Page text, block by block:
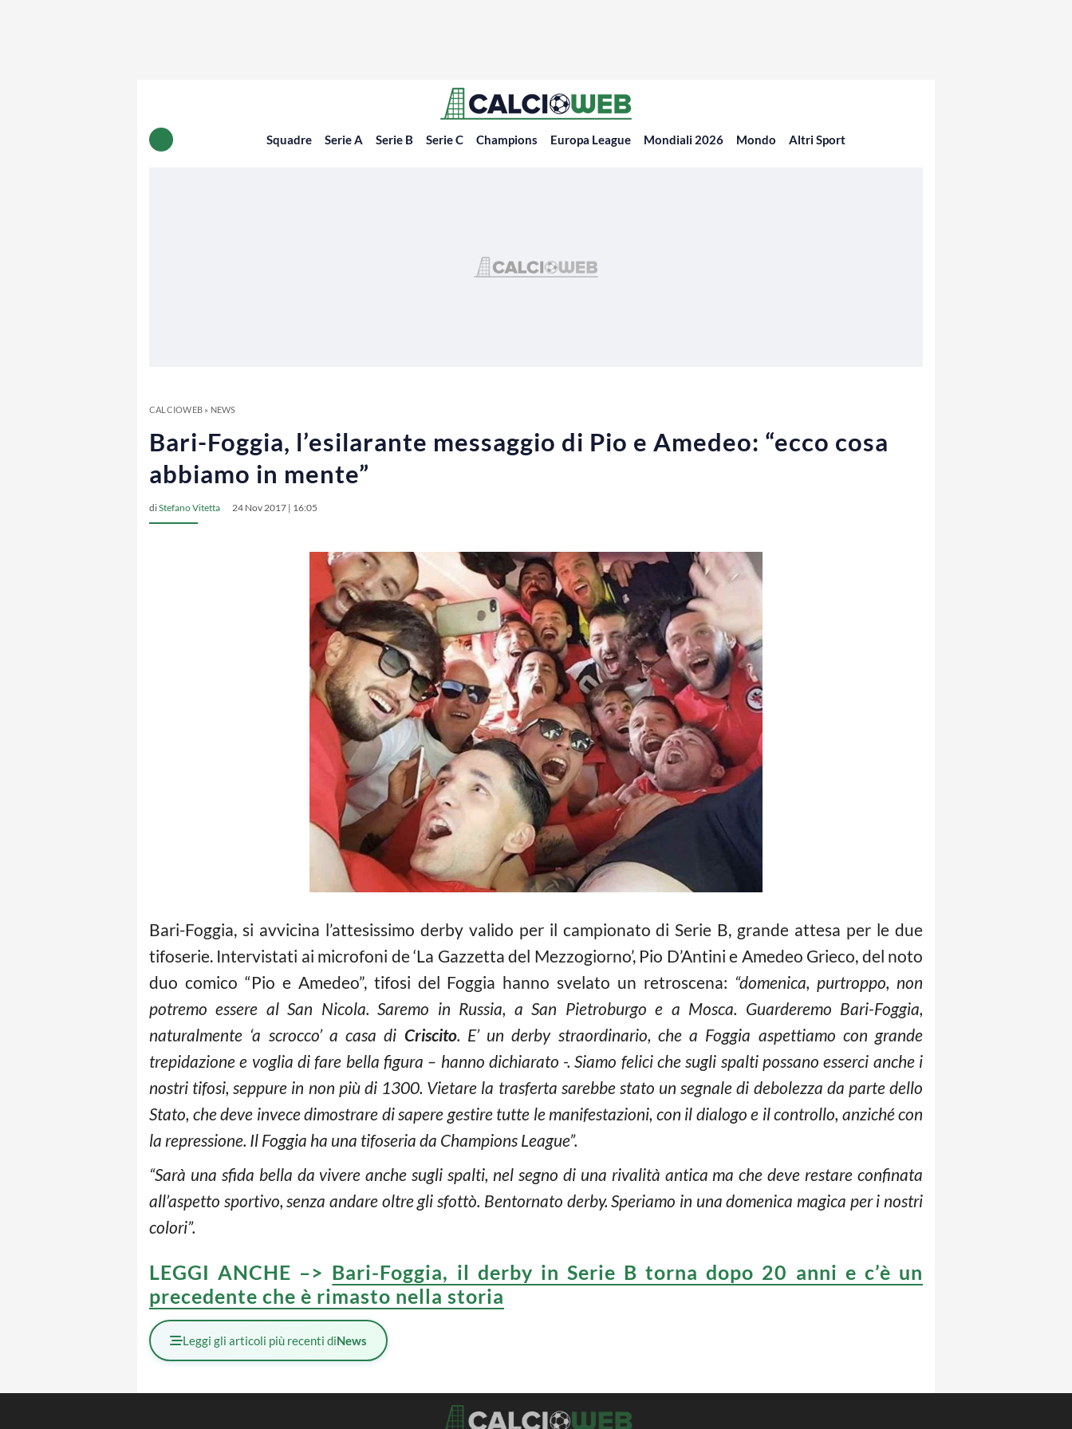
Squadre Serie A Serie B Serie C Champions Europa League Mondiali 2026 Mondo Altri Sport
CALCIOWEB» NEWS
Bari-Foggia, l’esilarante messaggio di Pio e Amedeo: “ecco cosa
abbiamo in mente”
diStefano Vitetta 24 Nov 2017 | 16:05
Bari-Foggia, si avvicina l’attesissimo derby valido per il campionato di Serie B, grande attesa per le due
tifoserie. Intervistati ai microfoni de ‘La Gazzetta del Mezzogiorno’, Pio D’Antini e Amedeo Grieco, del noto
duo comico “Pio e Amedeo”, tifosi del Foggia hanno svelato un retroscena: “domenica, purtroppo, non
potremo essere al San Nicola. Saremo in Russia, a San Pietroburgo e a Mosca. Guarderemo Bari-Foggia,
naturalmente ‘a scrocco’ a casa di Criscito. E’ un derby straordinario, che a Foggia aspettiamo con grande
trepidazione e voglia di fare bella figura – hanno dichiarato -. Siamo felici che sugli spalti possano esserci anche i
nostri tifosi, seppure in non più di 1300. Vietare la trasferta sarebbe stato un segnale di debolezza da parte dello
Stato, che deve invece dimostrare di sapere gestire tutte le manifestazioni, con il dialogo e il controllo, anziché con
la repressione. Il Foggia ha una tifoseria da Champions League”.
“Sarà una sfida bella da vivere anche sugli spalti, nel segno di una rivalità antica ma che deve restare confinata
all’aspetto sportivo, senza andare oltre gli sfottò. Bentornato derby. Speriamo in una domenica magica per i nostri
colori”.
LEGGI ANCHE –> Bari-Foggia, il derby in Serie B torna dopo 20 anni e c’è un
precedente che è rimasto nella storia
Leggi gli articoli più recenti diNews